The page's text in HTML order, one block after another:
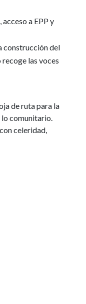
a EPP y
construcción del
las voces
de ruta para la
comunitario.
celeridad,